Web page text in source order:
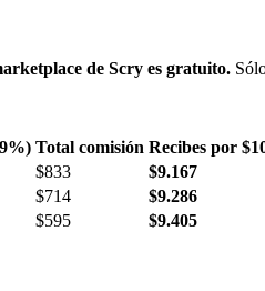
de Scry es gratuito.
Total comisión Recibes por
$833
$9.167
$714
$9.286
$595 $9.405